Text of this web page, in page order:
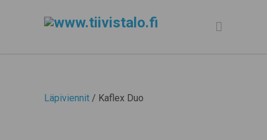
Läpiviennit / Kaflex Duo